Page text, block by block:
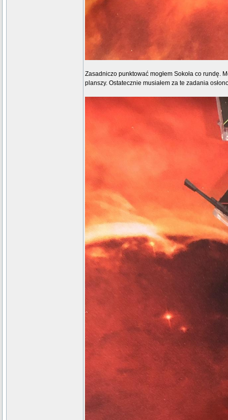
Zasadniczo punktować mogłem Sokoła co rundę.
planszy. Ostatecznie musiałem za te zadania